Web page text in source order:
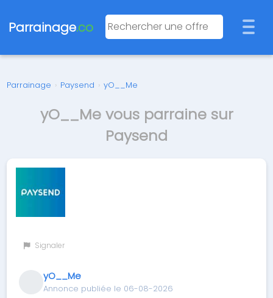
Parrainage.co
Parrainage › Paysend › yO__Me
yO__Me vous parraine sur
Paysend
Signaler
yO__Me
Annonce publiée le 06-08-2026